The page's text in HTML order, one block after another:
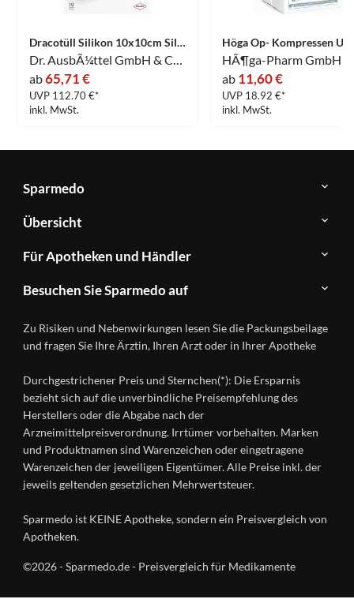
Dracotüll Silikon 10x10cm Silikonbeschichtete Wundkontaktauflage Verband 10 Stück
Dr. AusbÃ¼ttel GmbH & Co. KG
ab65,71 €
UVP 112.70 €*
inkl. MwSt.
HÃ¶ga-Pharm GmbH
ab 11,60 €
UVP 18.92 €*
inkl. MwSt.
Sparmedo
Über
Sparmedo
FAQ
Kontakt
Datenschutz
Nutzungsbedingungen
Übersicht
Herstellerverzeichnis
Produkte
A-
Ratgeber
Wirkstoffe
Gesundheitsmagazin
Für Apotheken und Händler
&
Händlerlogin
Besuchen Sie Sparmedo auf
Instagram
Zu Risiken und Nebenwirkungen lesen Sie die Packungsbeilage
und fragen Sie Ihre Ärztin, Ihren Arzt oder in Ihrer Apotheke
Durchgestrichener Preis und Sternchen(*): Die Ersparnis
bezieht sich auf die unverbindliche Preisempfehlung des
Herstellers oder die Abgabe nach der
Arzneimittelpreisverordnung. Irrtümer vorbehalten. Marken
und Produktnamen sind Warenzeichen oder eingetragene
Warenzeichen der jeweiligen Eigentümer. Alle Preise inkl. der
jeweils geltenden gesetzlichen Mehrwertsteuer.
Sparmedo ist KEINE Apotheke, sondern ein Preisvergleich von
Apotheken.
©2026 - Sparmedo.de - Preisvergleich für Medikamente